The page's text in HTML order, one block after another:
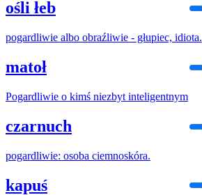
ośli łeb
pogardliwie albo obraźliwie - głupiec, idiota.
matoł
Pogardliwie o kimś niezbyt inteligentnym
czarnuch
pogardliwie: osoba ciemnoskóra.
kapuś